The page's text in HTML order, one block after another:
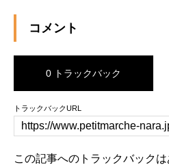
コメント
0 トラックバック
トラックバックURL
この記事へのトラックバックは